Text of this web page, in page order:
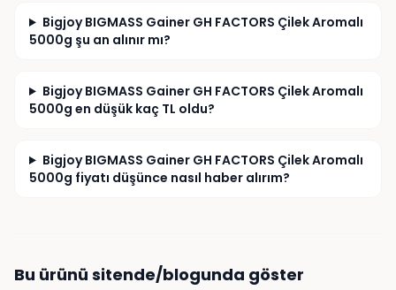
Bigjoy BIGMASS Gainer GH FACTORS Çilek Aromalı
5000g şu an alınır mı?
Bigjoy BIGMASS Gainer GH FACTORS Çilek Aromalı
5000g en düşük kaç TL oldu?
Bigjoy BIGMASS Gainer GH FACTORS Çilek Aromalı
5000g fiyatı düşünce nasıl haber alırım?
Bu ürünü sitende/blogunda göster